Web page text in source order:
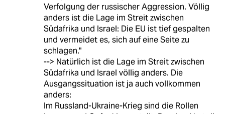
Verfolgung der russischer Aggression. Völlig
anders ist die Lage im Streit zwischen
Südafrika und Israel: Die EU ist tief gespalten
und vermeidet es, sich auf eine Seite zu
schlagen."
--> Natürlich ist die Lage im Streit zwischen
Südafrika und Israel völlig anders. Die
Ausgangssituation ist ja auch vollkommen
anders:
Im Russland-Ukraine-Krieg sind die Rollen